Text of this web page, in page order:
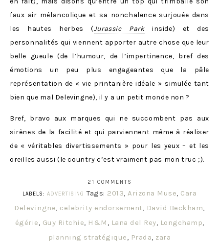
faux air mélancolique et sa nonchalence surjouée dans
les hautes herbes (Jurassic Parkinside) et des
personnalités qui viennent apporter autre chose que leur
belle gueule (de l’humour, de l’impertinence, bref des
émotions un peu plus engageantes que la pâle
représentation de « vie printanière idéale » simulée tant
bien que mal Delevingne), il y a un petit monde non ?
Bref, bravo aux marques qui ne succombent pas aux
sirènes de la facilité et qui parviennent même à réaliser
de « véritables divertissements » pour les yeux – et les
oreilles aussi (le country c’est vraiment pas mon truc ;).
21 COMMENTS
LABELS: ADVERTISING Tags: 2013, Arizona Muse, Cara
Delevingne, celebrity endorsement, David Beckham,
égérie, Guy Ritchie, H&M , Lana del Rey, Longchamp,
planning stratégique, Prada, zara